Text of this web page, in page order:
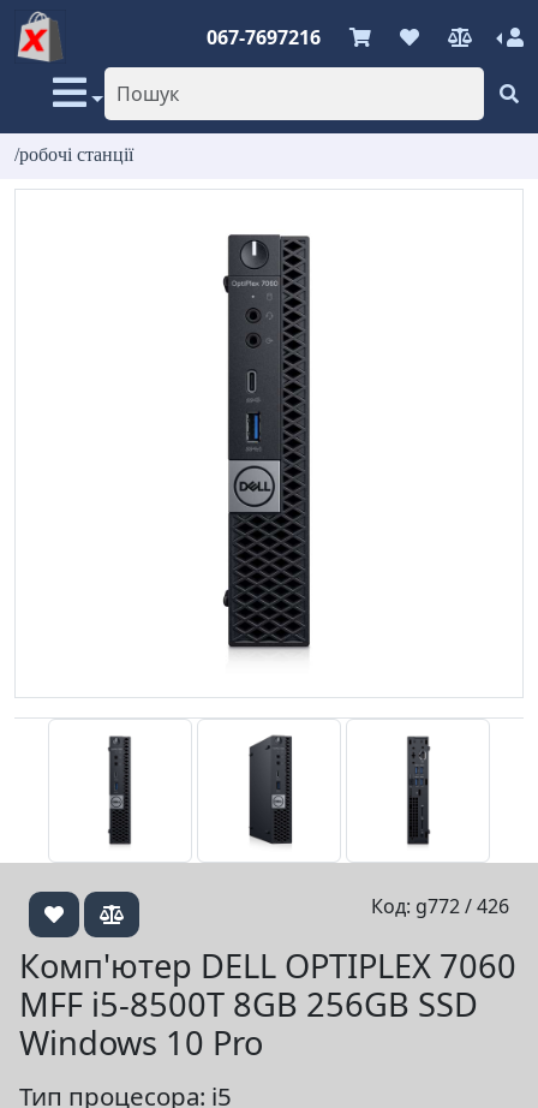
067-7697216
/робочі станції
Код: g772 / 426
Комп'ютер DELL OPTIPLEX 7060
MFF i5-8500T 8GB 256GB SSD
Windows 10 Pro
Тип процесора: i5